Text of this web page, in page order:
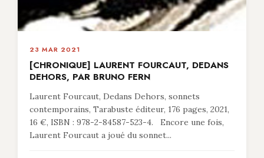
23 MAR 2021
[CHRONIQUE] LAURENT FOURCAUT, DEDANS
DEHORS, PAR BRUNO FERN
Laurent Fourcaut, Dedans Dehors, sonnets
contemporains, Tarabuste éditeur, 176 pages, 2021,
16 €, ISBN : 978-2-84587-523-4. Encore une fois,
Laurent Fourcaut a joué du sonnet...